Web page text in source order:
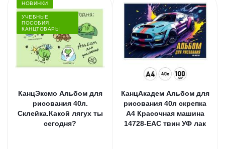
НОВИНКИ
УЧЕБНЫЕ
ПОСОБИЯ,
КАНЦТОВАРЫ
КанцЭксмо Альбом для
рисования 40л.
Склейка.Какой лягух ты
сегодня?
КанцАкадем Альбом для
рисования 40л скрепка
А4 Красочная машина
14728-EAC твин УФ лак